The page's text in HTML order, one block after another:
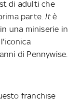
di adulti che
parte. Itè
una miniserie in
di Pennywise.
franchise